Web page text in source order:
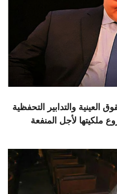
العينية والتدابير التحفظية
ملكيتها لأجل المنفعة